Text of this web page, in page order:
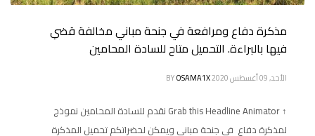
مذكرة دفاع ومرافعة في جنحة مباني مخالفة قضي
فيها بالبراءة. التحميل متاح للسادة المحامين
الأحد, 09 أغسطس 2020 BYOSAMA1X
↑ Grab this Headline Animator نقدم للسادة المحامين نموذج
لمذكرة دفاع فى جنحة مباني ويمكن لحضراتكم تحميل المذكرة